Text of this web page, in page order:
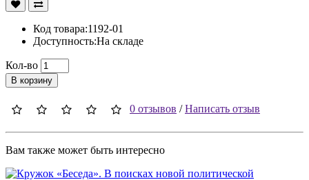
Код товара:1192-01
Доступность:На складе
Кол-во
В корзину
0 отзывов /Написать отзыв
Вам также может быть интересно